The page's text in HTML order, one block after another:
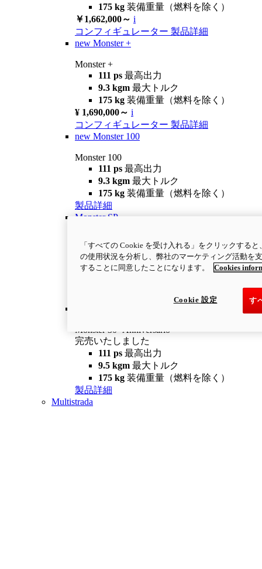
175 kg 装備重量（燃料を除く）
￥1,662,000～ i
コンフィギュレーター 製品詳細
new Monster +
Monster +
111 ps 最高出力
9.3 kgm 最大トルク
175 kg 装備重量（燃料を除く）
¥ 1,690,000～ i
コンフィギュレーター 製品詳細
new Monster 100
Monster 100
111 ps 最高出力
9.3 kgm 最大トルク
175 kg 装備重量（燃料を除く）
製品詳細
Monster SP
111 ps最高出力
9.5 kgm最大トルク
177 kg装備重量（燃料を除く）
製品詳細
Monster 30° Anniversario
完売いたしました
111 ps 最高出力
9.5 kgm 最大トルク
175 kg 装備重量（燃料を除く）
製品詳細
Multistrada
「すべての Cookie を受け入れる」をクリックする
の使用状況を分析し、弊社のマーケティング活動を
することに同意したことになります。
Cookies
す
Cookie 設定